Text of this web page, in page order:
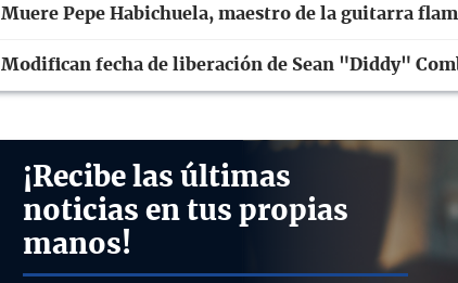
Muere Pepe Habichuela, maestro de la guitarra
Modifican fecha de liberación de Sean "Diddy"
¡Recibe las últimas
noticias en tus propias
manos!